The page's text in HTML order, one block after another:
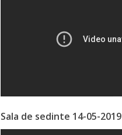
Sala de sedinte 14-05-2019